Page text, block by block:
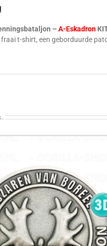
– A-Eskadron
t-shirt, een geborduurde